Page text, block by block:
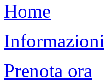
Home
Informazioni
Prenota ora